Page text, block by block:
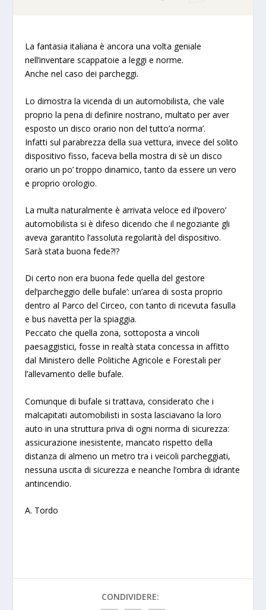
La fantasia italiana è ancora una volta geniale
nell’inventare scappatoie a leggi e norme.
Anche nel caso dei parcheggi.
Lo dimostra la vicenda di un automobilista, che vale
proprio la pena di definire nostrano, multato per aver
esposto un disco orario non del tutto’a norma’.
Infatti sul parabrezza della sua vettura, invece del solito
dispositivo fisso, faceva bella mostra di sè un disco
orario un po’ troppo dinamico, tanto da essere un vero
e proprio orologio.
La multa naturalmente è arrivata veloce ed il’povero’
automobilista si è difeso dicendo che il negoziante gli
aveva garantito l’assoluta regolarità del dispositivo.
Sarà stata buona fede?!?
Di certo non era buona fede quella del gestore
del’parcheggio delle bufale’: un’area di sosta proprio
dentro al Parco del Circeo, con tanto di ricevuta fasulla
e bus navetta per la spiaggia.
Peccato che quella zona, sottoposta a vincoli
paesaggistici, fosse in realtà stata concessa in affitto
dal Ministero delle Politiche Agricole e Forestali per
l’allevamento delle bufale.
Comunque di bufale si trattava, considerato che i
malcapitati automobilisti in sosta lasciavano la loro
auto in una struttura priva di ogni norma di sicurezza:
assicurazione inesistente, mancato rispetto della
distanza di almeno un metro tra i veicoli parcheggiati,
nessuna uscita di sicurezza e neanche l’ombra di idrante
antincendio.
A. Tordo
CONDIVIDERE: